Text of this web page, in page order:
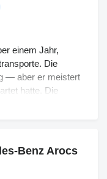
einem Jahr,
Die
— aber er meistert
hatte. Die
an die überall
ist nicht billig –
hat weniger
schlecht, der
Benz Arocs